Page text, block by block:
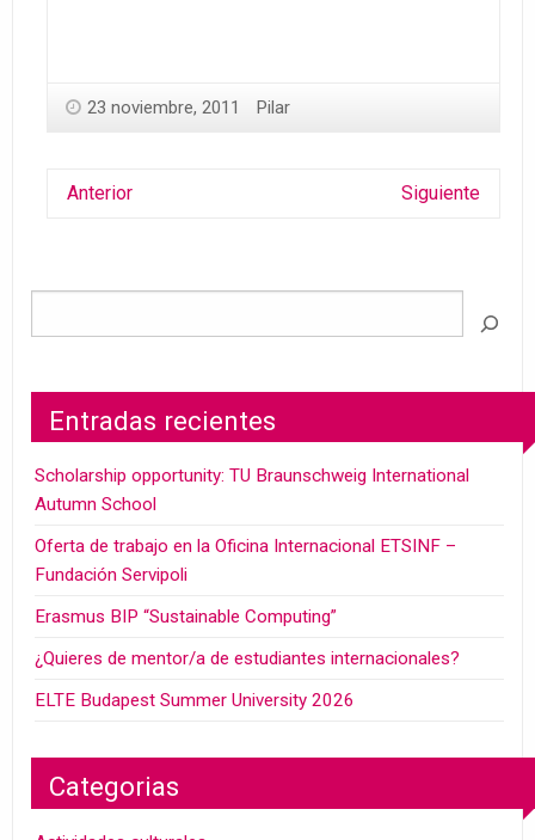
23 noviembre, 2011 Pilar
Anterior Siguiente
Entradas recientes
Scholarship opportunity: TU Braunschweig International
Autumn School
Oferta de trabajo en la Oficina Internacional ETSINF –
Fundación Servipoli
Erasmus BIP “Sustainable Computing”
¿Quieres de mentor/a de estudiantes internacionales?
ELTE Budapest Summer University 2026
Categorias